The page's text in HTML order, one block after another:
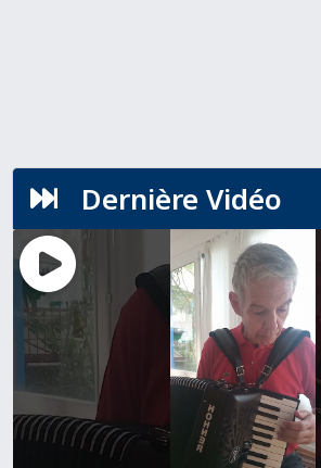
 Dernière Vidéo